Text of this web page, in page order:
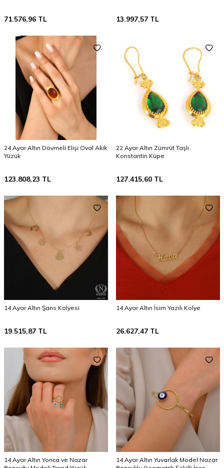
71.576,96 TL 13.997,57 TL
24 Ayar Altın Dövmeli Elişi Oval Akik
Yüzük
123.808,23 TL
22 Ayar Altın Zümrüt Taşlı
Konstantin Küpe
127.415,60 TL
14 Ayar Altın Şans Kolyesi
19.515,87 TL
14 Ayar Altın İsim Yazılı Kolye
26.627,47 TL
14 Ayar Altın Yonca ve Nazar
14 Ayar Altın Yuvarlak Model Nazar